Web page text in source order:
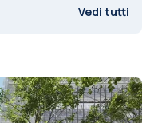
Vedi tutti